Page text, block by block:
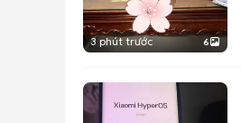
3 phút trước 6